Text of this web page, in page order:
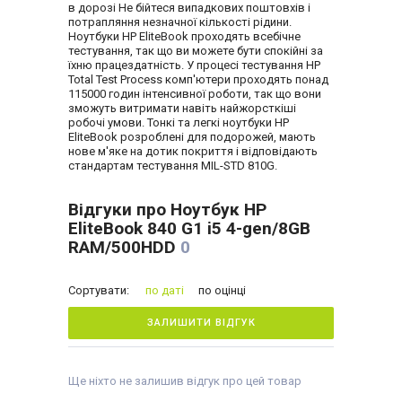
в дорозі Не бійтеся випадкових поштовхів і
потрапляння незначної кількості рідини.
Ноутбуки HP EliteBook проходять всебічне
тестування, так що ви можете бути спокійні за
їхню працездатність. У процесі тестування HP
Total Test Process комп'ютери проходять понад
115000 годин інтенсивної роботи, так що вони
зможуть витримати навіть найжорсткіші
робочі умови. Тонкі та легкі ноутбуки HP
EliteBook розроблені для подорожей, мають
нове м'яке на дотик покриття і відповідають
стандартам тестування MIL-STD 810G.
Відгуки про Ноутбук HP
EliteBook 840 G1 i5 4-gen/8GB
RAM/500HDD 0
Сортувати: по даті по оцінці
ЗАЛИШИТИ ВІДГУК
Ще ніхто не залишив відгук про цей товар